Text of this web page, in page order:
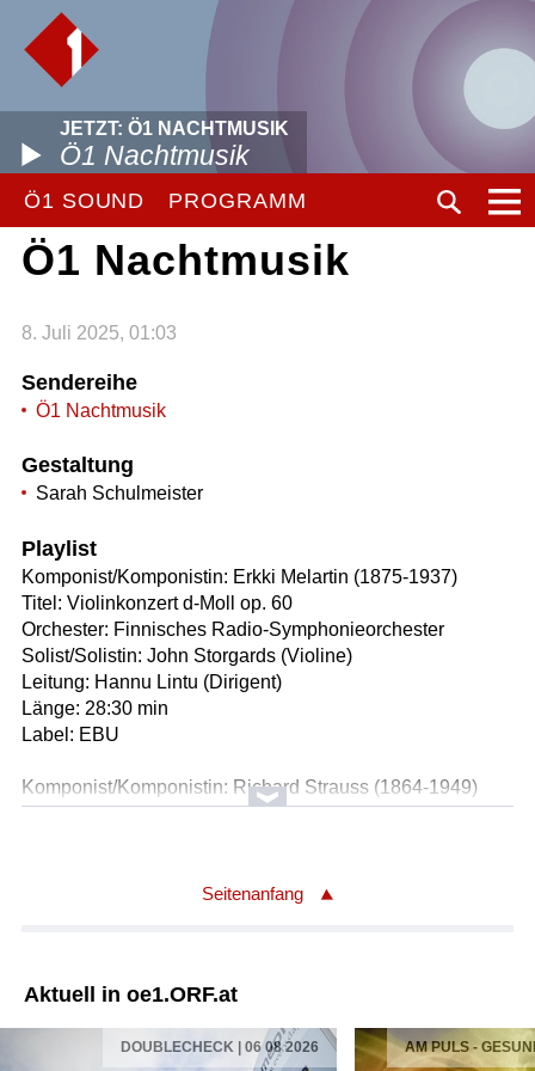
JETZT: Ö1 NACHTMUSIK
Ö1 Nachtmusik
Ö1 SOUND PROGRAMM
Ö1 Nachtmusik
8. Juli 2025, 01:03
Sendereihe
Ö1 Nachtmusik
Gestaltung
Sarah Schulmeister
Playlist
Komponist/Komponistin: Erkki Melartin (1875-1937)
Titel: Violinkonzert d-Moll op. 60
Orchester: Finnisches Radio-Symphonieorchester
Solist/Solistin: John Storgards (Violine)
Leitung: Hannu Lintu (Dirigent)
Länge: 28:30 min
Label: EBU
Komponist/Komponistin: Richard Strauss (1864-1949)
Titel: Violinsonate Es-Dur op. 18
Titel: Première rapsodie (bearbeitet für Klarinette und
Orchester)
Orchester: Finnisches Radio-Symphonieorchester
Seitenanfang
Aktuell in oe1.ORF.at
DOUBLECHECK | 06 08 2026 AM PULS -